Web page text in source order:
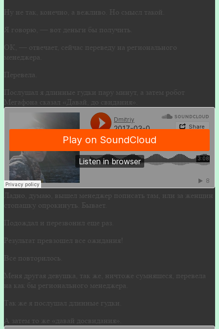
Ну не так, конечно, а вежливо. Но смысл такой.
Я говорю, — вот деньги бы получить.
ОК, — отвечает, сейчас переведу на регионального
менеджера.
Перевела.
Послушал я длинные гудки пару минут, а затем робот
Мегафона сказал «Давай, до свидания».
Ладно, думаю, вышел менеджер пописать там, или за женщин
стопашку опрокинуть. Бывает.
Подождал и перезвонил еще раз.
Результат превзошел все ожидания!
Все повторилось.
Меня другая девушка, так же, ничтоже сумняшеся, перевела
на как бы регионального менеджера.
Так же я послушал длинные гудки.
А затем то же «давай досвидания».